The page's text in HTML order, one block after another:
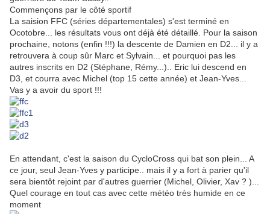
Commençons par le côté sportif
La saision FFC (séries départementales) s'est terminé en
Ocotobre... les résultats vous ont déjà été détaillé. Pour la saison
prochaine, notons (enfin !!!) la descente de Damien en D2... il y a
retrouvera à coup sûr Marc et Sylvain... et pourquoi pas les
autres inscrits en D2 (Stéphane, Rémy...).. Eric lui descend en
D3, et courra avec Michel (top 15 cette année) et Jean-Yves...
Vas y a avoir du sport !!!
En attendant, c'est la saison du CycloCross qui bat son plein... A
ce jour, seul Jean-Yves y participe.. mais il y a fort à parier qu'il
sera bientôt rejoint par d'autres guerrier (Michel, Olivier, Xav ? )...
Quel courage en tout cas avec cette météo très humide en ce
moment